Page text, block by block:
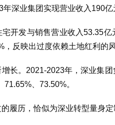
深业集团实现营业收入190
开发与销售营业收入53.35
，反映出过度依赖土地红利的风
长。2021-2023年，深业集
、73.50%。
履历，恰似为深业转型量身定